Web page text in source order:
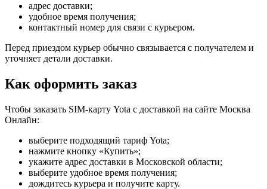
адрес доставки;
удобное время получения;
контактный номер для связи с курьером.
Перед приездом курьер обычно связывается с получателем и
уточняет детали доставки.
Как оформить заказ
Чтобы заказать SIM-карту Yota с доставкой на сайте Москва
Онлайн:
выберите подходящий тариф Yota;
нажмите кнопку «Купить»;
укажите адрес доставки в Московской области;
выберите удобное время получения;
дождитесь курьера и получите карту.